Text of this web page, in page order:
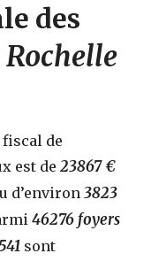
des
de
est de23867 €
d’environ 3823
46276 foyers
sont